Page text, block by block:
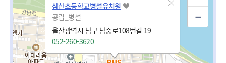
삼산초등학교병설유치원
공립_병설
울산광역시 남구 남중로108번길 19
052-260-3620